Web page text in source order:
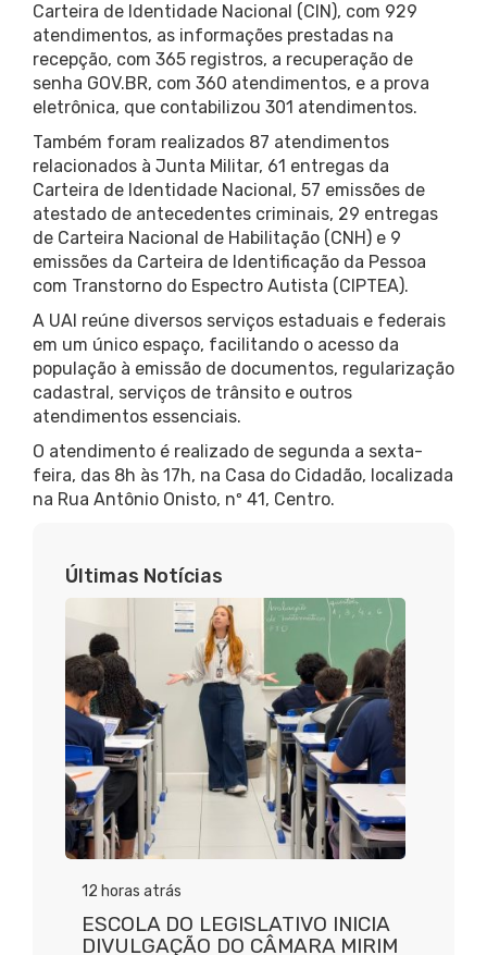
Carteira de Identidade Nacional (CIN), com 929
atendimentos, as informações prestadas na
recepção, com 365 registros, a recuperação de
senha GOV.BR, com 360 atendimentos, e a prova
eletrônica, que contabilizou 301 atendimentos.
Também foram realizados 87 atendimentos
relacionados à Junta Militar, 61 entregas da
Carteira de Identidade Nacional, 57 emissões de
atestado de antecedentes criminais, 29 entregas
de Carteira Nacional de Habilitação (CNH) e 9
emissões da Carteira de Identificação da Pessoa
com Transtorno do Espectro Autista (CIPTEA).
A UAI reúne diversos serviços estaduais e federais
em um único espaço, facilitando o acesso da
população à emissão de documentos, regularização
cadastral, serviços de trânsito e outros
atendimentos essenciais.
O atendimento é realizado de segunda a sexta-
feira, das 8h às 17h, na Casa do Cidadão, localizada
na Rua Antônio Onisto, nº 41, Centro.
Últimas Notícias
12 horas atrás
ESCOLA DO LEGISLATIVO INICIA
DIVULGAÇÃO DO CÂMARA MIRIM